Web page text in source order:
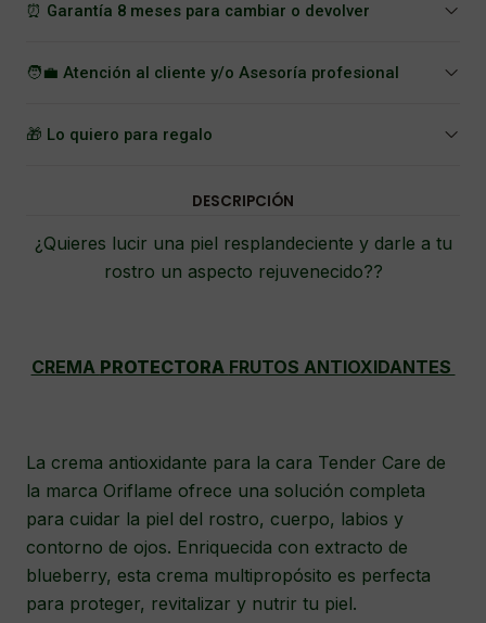
⏰ Garantía 8 meses para cambiar o devolver
🧑‍💼 Atención al cliente y/o Asesoría profesional
🎁 Lo quiero para regalo
DESCRIPCIÓN
¿Quieres lucir una piel resplandeciente y darle a tu
rostro un aspecto rejuvenecido??
CREMA PROTECTORA FRUTOS ANTIOXIDANTES
La crema antioxidante para la cara Tender Care de
la marca Oriflame ofrece una solución completa
para cuidar la piel del rostro, cuerpo, labios y
contorno de ojos. Enriquecida con extracto de
blueberry, esta crema multipropósito es perfecta
para proteger, revitalizar y nutrir tu piel.